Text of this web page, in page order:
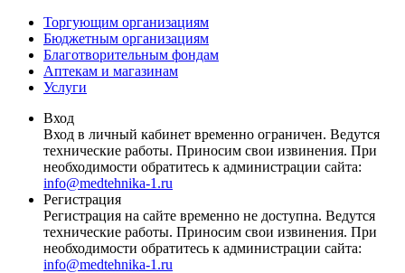
Торгующим организациям
Бюджетным организациям
Благотворительным фондам
Аптекам и магазинам
Услуги
Вход
Вход в личный кабинет временно ограничен. Ведутся
технические работы. Приносим свои извинения. При
необходимости обратитесь к администрации сайта:
info@medtehnika-1.ru
Регистрация
Регистрация на сайте временно не доступна. Ведутся
технические работы. Приносим свои извинения. При
необходимости обратитесь к администрации сайта:
info@medtehnika-1.ru